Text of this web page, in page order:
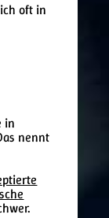
oft in
in
nennt